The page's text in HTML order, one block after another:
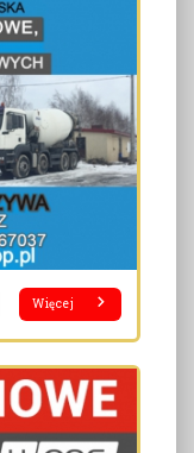
Więcej